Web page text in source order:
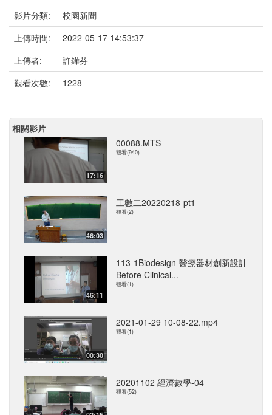
影片分類:
校園新聞
上傳時間:
2022-05-17 14:53:37
上傳者:
許鏵芬
觀看次數:
1228
相關影片
17:16
00088.MTS
觀看(940)
46:03
工數二20220218-pt1
觀看(2)
46:11
113-1Biodesign-醫療器材創新設計-
Before Clinical...
觀看(1)
00:30
2021-01-29 10-08-22.mp4
觀看(1)
20201102 經濟數學-04
觀看(52)